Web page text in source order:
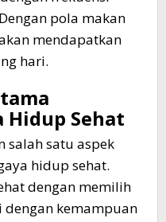
pola makan
mendapatkan
hari.
Hidup Sehat
salah satu aspek
hidup sehat.
dengan memilih
dengan kemampuan